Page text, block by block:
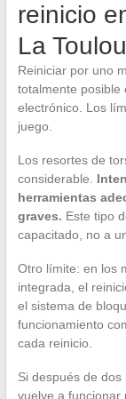
reinicio
La
Reiniciar por uno
totalmente posible
electrónico. Los
juego.
Los resortes de
considerable.
herramientas
graves. Este tipo
capacitado, no a
Otro límite: en los
integrada, el
el sistema de
funcionamiento
cada reinicio.
Si después de
vuelve a funcionar